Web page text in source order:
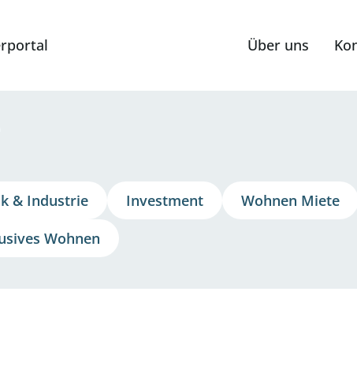
Über uns
& Industrie Investment Wohnen Miete
Wohnen